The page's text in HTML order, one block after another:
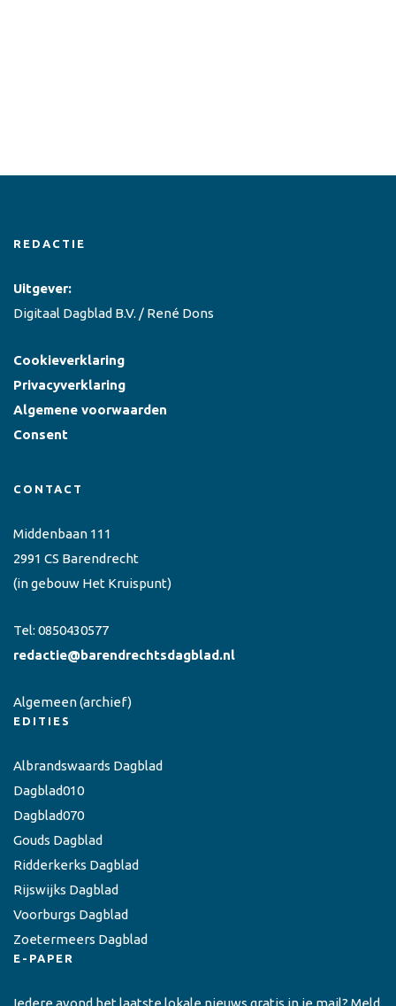
REDACTIE
Uitgever:
Digitaal Dagblad B.V. / René Dons
Cookieverklaring
Privacyverklaring
Algemene voorwaarden
Consent
CONTACT
Middenbaan 111
2991 CS Barendrecht
(in gebouw Het Kruispunt)
Tel: 0850430577
redactie@barendrechtsdagblad.nl
Algemeen(archief)
EDITIES
Albrandswaards Dagblad
Dagblad010
Dagblad070
Gouds Dagblad
Ridderkerks Dagblad
Rijswijks Dagblad
Voorburgs Dagblad
Zoetermeers Dagblad
E-PAPER
Iedere avond het laatste lokale nieuws gratis in je mail? Meld